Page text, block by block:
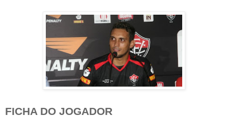
FICHA DO JOGADOR